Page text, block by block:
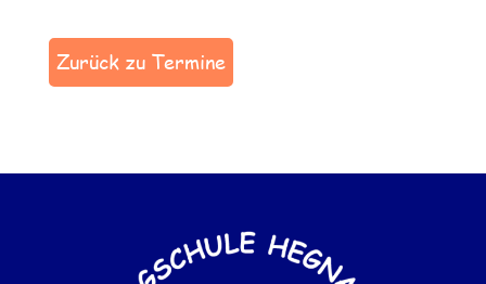
Zurück zu Termine